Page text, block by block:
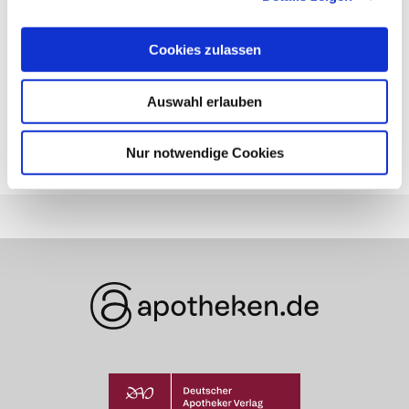
Cookies zulassen
Auswahl erlauben
Nur notwendige Cookies
Nächster Artikel
Behandlung gegen Diabetes-
Blindheit